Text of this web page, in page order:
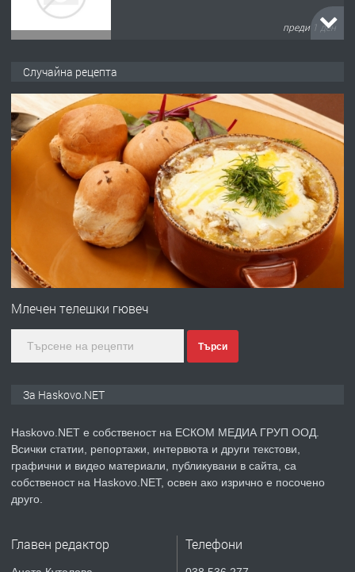
преди 1 ден
градската градина!
преди 1 ден
ПРЕДЛАГА
ПРОСТОРЕН ТРИСТАЕН
АПАРТАМЕНТ В НОВА СГРАДА КВ.
КУБА
преди 2 дни
ПРЕДЛАГА
Продавам парцел в гр. Хасково кв.
асфалт 0889 537 426
преди 2 дни
ПРЕДЛАГА
№4119 Едностаен обзаведен
Случайна рецепта
Млечен телешки гювеч
Търси
За Haskovo.NET
Haskovo.NET е собственост на ЕСКОМ МЕДИА ГРУП ООД.
Всички статии, репортажи, интервюта и други текстови,
графични и видео материали, публикувани в сайта, са
собственост на Haskovo.NET, освен ако изрично е посочено
друго.
Главен редактор Телефони